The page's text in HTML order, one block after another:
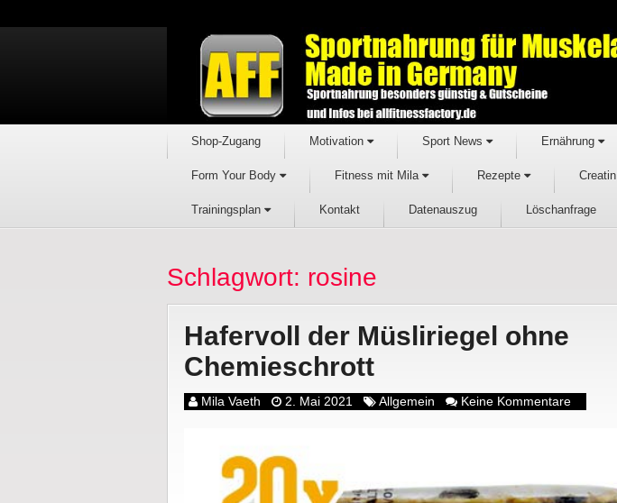
Shop-Zugang Motivation Sport News Ernährung
Form Your Body Fitness mit Mila Rezepte Creatin
Trainingsplan Kontakt Datenauszug Löschanfrage
Schlagwort: rosine
Hafervoll der Müsliriegel ohne
Chemieschrott
Mila Vaeth 2. Mai 2021 Allgemein Keine Kommentare